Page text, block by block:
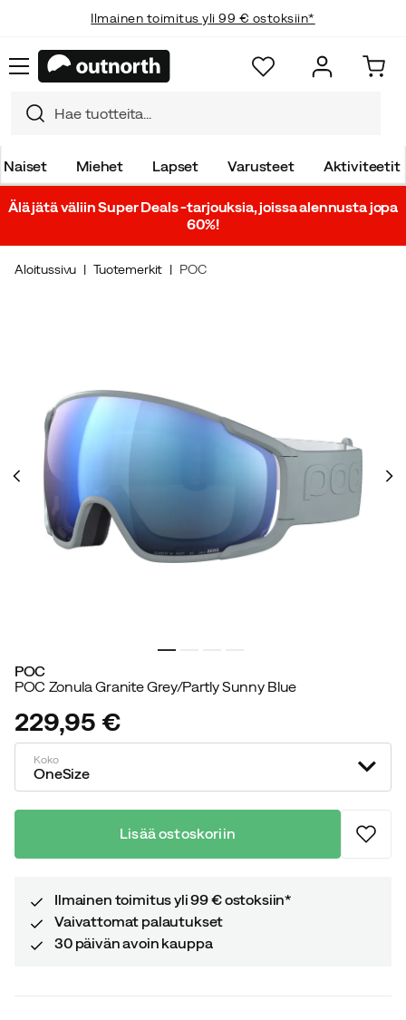
Ilmainen toimitus yli 99 € ostoksiin*
Naiset Miehet Lapset Varusteet Aktiviteetit
Älä jätä väliin Super Deals -tarjouksia, joissa alennusta jopa
60%!
Aloitussivu Tuotemerkit POC
POC
POC Zonula Granite Grey/Partly Sunny Blue
price
229,95 €
Koko
OneSize
Lisää ostoskoriin
Ilmainen toimitus yli 99 € ostoksiin*
Vaivattomat palautukset
30 päivän avoin kauppa